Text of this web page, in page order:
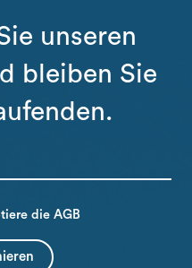
unseren
bleiben Sie
dieAGB